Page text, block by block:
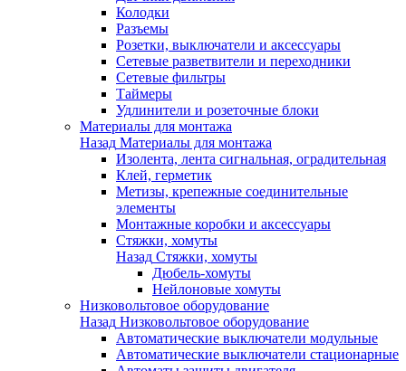
Колодки
Разъемы
Розетки, выключатели и аксессуары
Сетевые разветвители и переходники
Сетевые фильтры
Таймеры
Удлинители и розеточные блоки
Материалы для монтажа
Назад Материалы для монтажа
Изолента, лента сигнальная, оградительная
Клей, герметик
Метизы, крепежные соединительные
элементы
Монтажные коробки и аксессуары
Стяжки, хомуты
Назад Стяжки, хомуты
Дюбель-хомуты
Нейлоновые хомуты
Низковольтовое оборудование
Назад Низковольтовое оборудование
Автоматические выключатели модульные
Автоматические выключатели стационарные